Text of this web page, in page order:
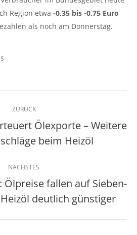
Region etwa -0,35 bis -0,75 Euro
als noch am Donnerstag.
ZURÜCK
Vorheriger
Beitrag:
Ölexporte – Weitere
beim Heizöl
NÄCHSTES
Nächster
Beitrag:
Ölpreise fallen auf Sieben-
deutlich günstiger